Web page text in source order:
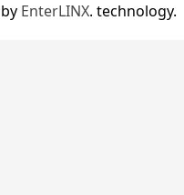
EnterLINX. technology.